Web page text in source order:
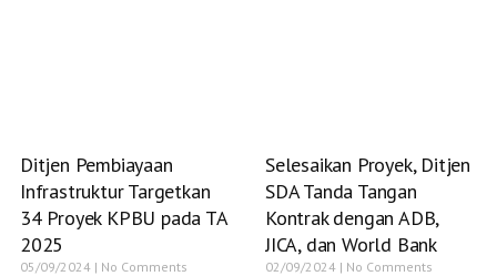
Ditjen Pembiayaan
Infrastruktur Targetkan
34 Proyek KPBU pada TA
2025
05/09/2024 No Comments
Selesaikan Proyek, Ditjen
SDA Tanda Tangan
Kontrak dengan ADB,
JICA, dan World Bank
02/09/2024 No Comments